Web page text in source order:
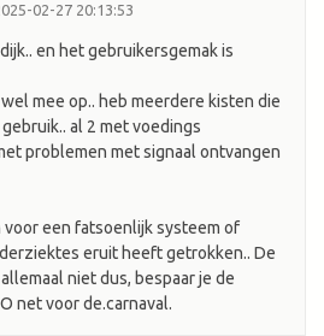
02-27 20:13:53
en het gebruikersgemak is
mee op.. heb meerdere kisten die
al 2 met voedings
problemen met signaal ontvangen
voor een fatsoenlijk systeem of
eruit heeft getrokken.. De
niet dus, bespaar je de
net voor de.carnaval.